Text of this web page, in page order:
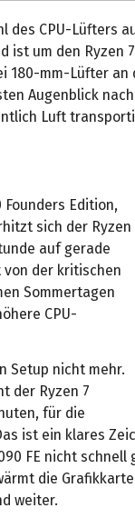
des CPU-Lüfters
um den Ryzen
180-mm-Lüfter an
Augenblick
Luft
Edition,
sich der Ryzen
auf gerade
von der kritischen
Sommertagen
CPU-
Setup nicht mehr.
der Ryzen 7
für die
ist ein klares
FE nicht schnell
die
weiter.